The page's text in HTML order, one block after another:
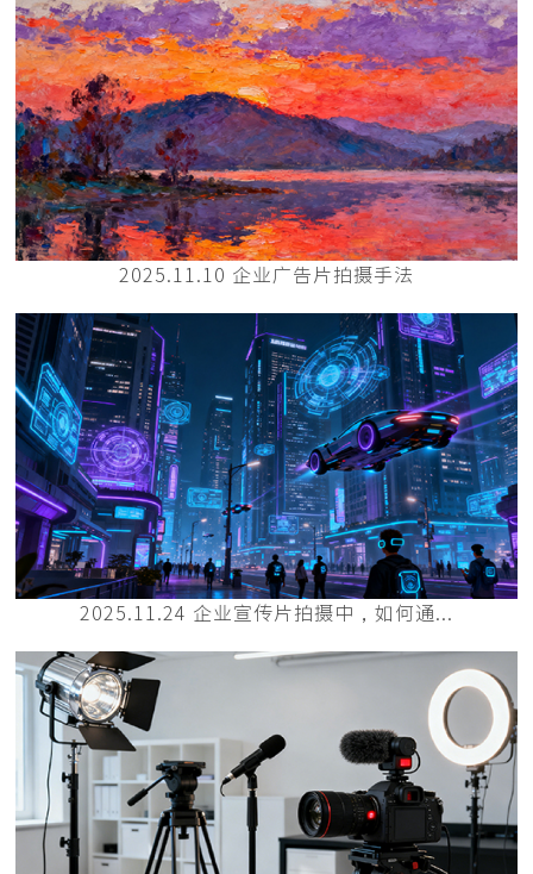
2025.11.10 企业广告片拍摄手法
2025.11.24 企业宣传片拍摄中，如何通...